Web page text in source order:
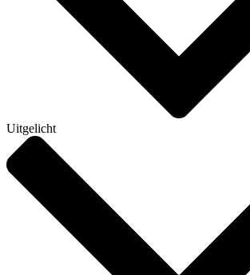
Uitgelicht